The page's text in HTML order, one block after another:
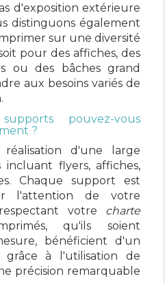
d'exposition extérieure
distinguons également
sur une diversité
pour des affiches, des
ou des bâches grand
aux besoins variés de
pouvez-vous
?
d'une large
flyers, affiches,
Chaque support est
l'attention de votre
votre charte
qu'ils soient
bénéficient d'un
grâce à l'utilisation de
précision remarquable